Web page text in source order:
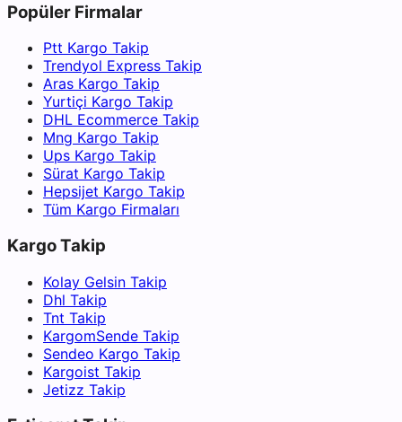
Popüler Firmalar
Ptt Kargo Takip
Trendyol Express Takip
Aras Kargo Takip
Yurtiçi Kargo Takip
DHL Ecommerce Takip
Mng Kargo Takip
Ups Kargo Takip
Sürat Kargo Takip
Hepsijet Kargo Takip
Tüm Kargo Firmaları
Kargo Takip
Kolay Gelsin Takip
Dhl Takip
Tnt Takip
KargomSende Takip
Sendeo Kargo Takip
Kargoist Takip
Jetizz Takip